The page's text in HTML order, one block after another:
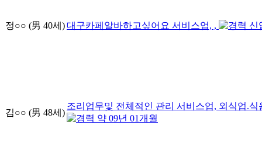
정○○ (男 40세)대구카페알바하고싶어요 서비스업, , 신
김○○ (男 48세)
조리업무및 전체적인 관리 서비스업, 외식업.
약 09년 01개월